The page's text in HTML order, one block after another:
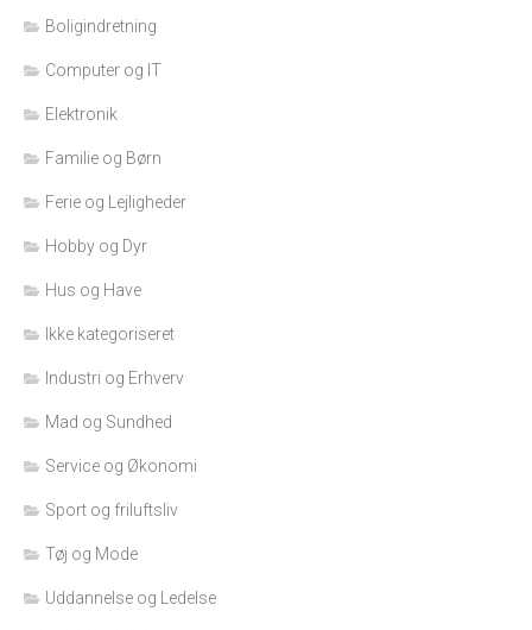
Boligindretning
Computer og IT
Elektronik
Familie og Børn
Ferie og Lejligheder
Hobby og Dyr
Hus og Have
Ikke kategoriseret
Industri og Erhverv
Mad og Sundhed
Service og Økonomi
Sport og friluftsliv
Tøj og Mode
Uddannelse og Ledelse